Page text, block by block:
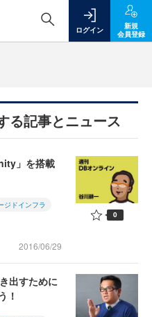
ログイン
新規
会員登録
る記事とニュース
」を搭載
ジドインフラ
2016/06/29
0
出すために
！